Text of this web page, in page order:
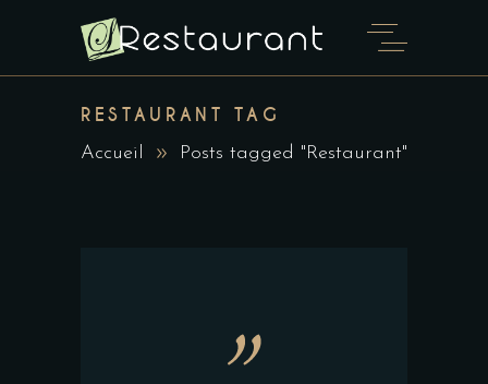
RESTAURANT TAG
Accueil Posts tagged "Restaurant"